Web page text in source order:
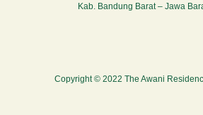
Kab. Bandung Barat – Jawa
Copyright © 2022 The Awani